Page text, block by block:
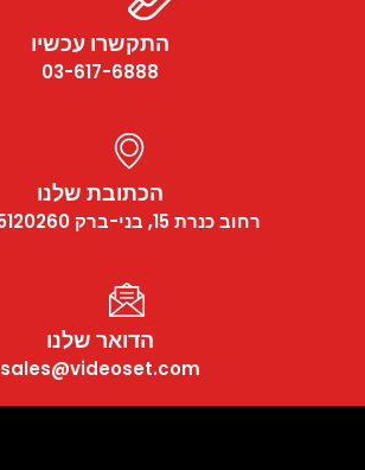
התקשרו עכשיו
03-617-6888
הכתובת שלנו
רחוב כנרת 15, בני-ברק 5120260 ישראל
הדואר שלנו
sales@videoset.com